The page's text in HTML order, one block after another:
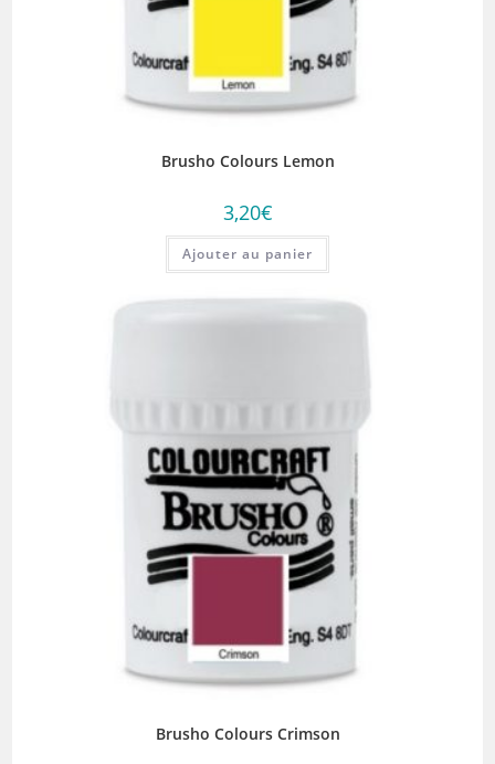
Brusho Colours Lemon
3,20€
Ajouter au panier
Brusho Colours Crimson